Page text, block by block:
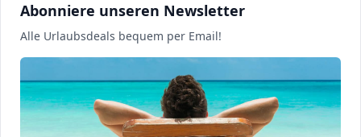
Abonniere unseren Newsletter
Alle Urlaubsdeals bequem per Email!